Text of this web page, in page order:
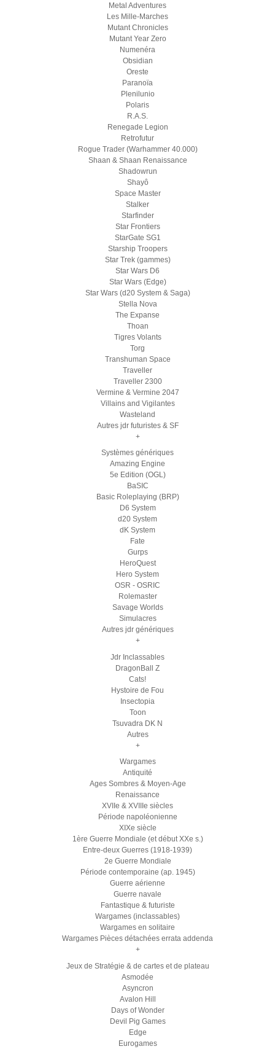
Metal Adventures
Les Mille-Marches
Mutant Chronicles
Mutant Year Zero
Numenéra
Obsidian
Oreste
Paranoïa
Plenilunio
Polaris
R.A.S.
Renegade Legion
Retrofutur
Rogue Trader (Warhammer 40.000)
Shaan & Shaan Renaissance
Shadowrun
Shayô
Space Master
Stalker
Starfinder
Star Frontiers
StarGate SG1
Starship Troopers
Star Trek (gammes)
Star Wars D6
Star Wars (Edge)
Star Wars (d20 System & Saga)
Stella Nova
The Expanse
Thoan
Tigres Volants
Torg
Transhuman Space
Traveller
Traveller 2300
Vermine & Vermine 2047
Villains and Vigilantes
Wasteland
Autres jdr futuristes & SF
+
Systèmes génériques
Amazing Engine
5e Edition (OGL)
BaSIC
Basic Roleplaying (BRP)
D6 System
d20 System
dK System
Fate
Gurps
HeroQuest
Hero System
OSR - OSRIC
Rolemaster
Savage Worlds
Simulacres
Autres jdr génériques
+
Jdr Inclassables
DragonBall Z
Cats!
Hystoire de Fou
Insectopia
Toon
Tsuvadra DK N
Autres
+
Wargames
Antiquité
Ages Sombres & Moyen-Age
Renaissance
XVIIe & XVIIIe siècles
Période napoléonienne
XIXe siècle
1ère Guerre Mondiale (et début XXe s.)
Entre-deux Guerres (1918-1939)
2e Guerre Mondiale
Période contemporaine (ap. 1945)
Guerre aérienne
Guerre navale
Fantastique & futuriste
Wargames (inclassables)
Wargames en solitaire
Wargames Pièces détachées errata addenda
+
Jeux de Stratégie & de cartes et de plateau
Asmodée
Asyncron
Avalon Hill
Days of Wonder
Devil Pig Games
Edge
Eurogames